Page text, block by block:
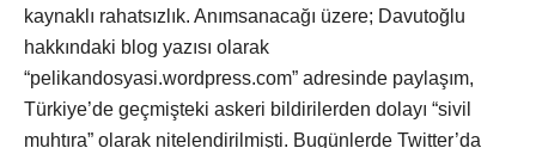
kaynaklı rahatsızlık. Anımsanacağı üzere; Davutoğlu
hakkındaki blog yazısı olarak
“pelikandosyasi.wordpress.com” adresinde paylaşım,
Türkiye’de geçmişteki askeri bildirilerden dolayı “sivil
muhtıra” olarak nitelendirilmişti. Bugünlerde Twitter’da